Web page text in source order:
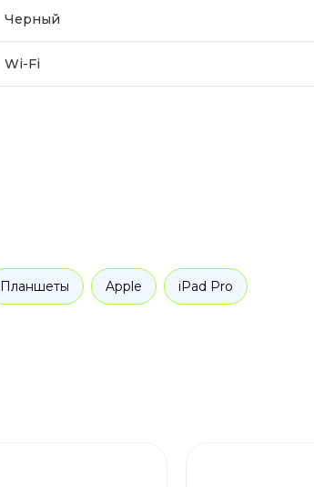
Черный
Wi-Fi
Планшеты Apple iPad Pro